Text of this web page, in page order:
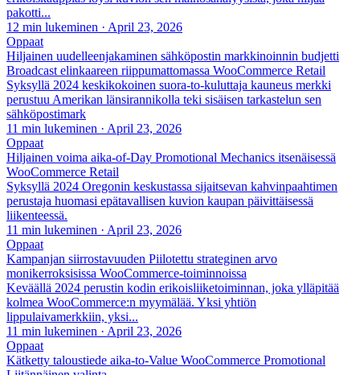
pakotti...
12 min lukeminen · April 23, 2026
Oppaat
Hiljainen uudelleenjakaminen sähköpostin markkinoinnin budjetti
Broadcast elinkaareen riippumattomassa WooCommerce Retail
Syksyllä 2024 keskikokoinen suora-to-kuluttaja kauneus merkki
perustuu Amerikan länsirannikolla teki sisäisen tarkastelun sen
sähköpostimark
11 min lukeminen · April 23, 2026
Oppaat
Hiljainen voima aika-of-Day Promotional Mechanics itsenäisessä
WooCommerce Retail
Syksyllä 2024 Oregonin keskustassa sijaitsevan kahvinpaahtimen
perustaja huomasi epätavallisen kuvion kaupan päivittäisessä
liikenteessä.
11 min lukeminen · April 23, 2026
Oppaat
Kampanjan siirrostavuuden Piilotettu strateginen arvo
monikerroksisissa WooCommerce-toiminnoissa
Keväällä 2024 perustin kodin erikoisliiketoiminnan, joka ylläpitää
kolmea WooCommerce:n myymälää. Yksi yhtiön
lippulaivamerkkiin, yksi...
11 min lukeminen · April 23, 2026
Oppaat
Kätketty taloustiede aika-to-Value WooCommerce Promotional